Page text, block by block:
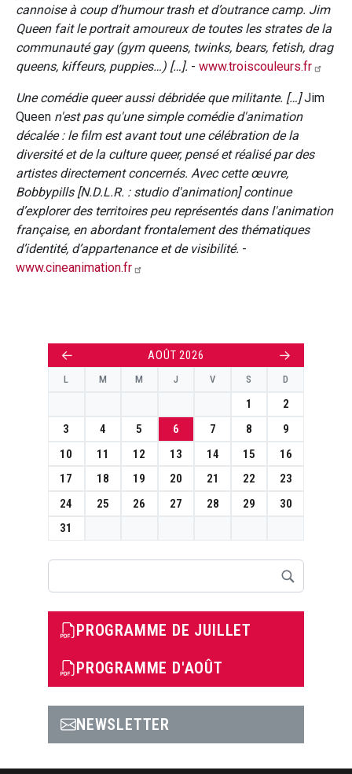
cannoise à coup d’humour trash et d’outrance camp. Jim
Queen fait le portrait amoureux de toutes les strates de la
communauté gay (gym queens, twinks, bears, fetish, drag
queens, kiffeurs, puppies…) […]. - www.troiscouleurs.fr
Une comédie queer aussi débridée que militante. […]Jim
Queen n'est pas qu'une simple comédie d'animation
décalée : le film est avant tout une célébration de la
diversité et de la culture queer, pensé et réalisé par des
artistes directement concernés. Avec cette œuvre,
Bobbypills [N.D.L.R. : studio d'animation] continue
d’explorer des territoires peu représentés dans l'animation
française, en abordant frontalement des thématiques
d’identité, d’appartenance et de visibilité. -
www.cineanimation.fr
← AOÛT 2026 →
L M M J V S D
1
2
3
4 5 6 7 8
9
10
11 12 13 14 15
16
17
18 19 20 21 22
23
24
25 26 27 28 29
30
31
PROGRAMME DE JUILLET
PROGRAMME D'AOÛT
NEWSLETTER